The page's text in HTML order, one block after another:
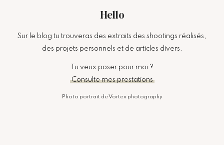
Hello
Sur le blog tu trouveras des extraits des shootings réalisés,
des projets personnels et de articles divers.
Tu veux poser pour moi ?
Consulte mes prestations
Photo portrait de Vortex photography